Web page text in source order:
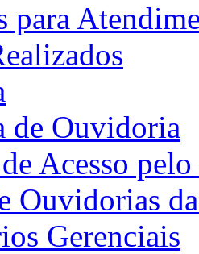
para
de Ouvidoria
Acesso
Ouvidorias
Gerenciais